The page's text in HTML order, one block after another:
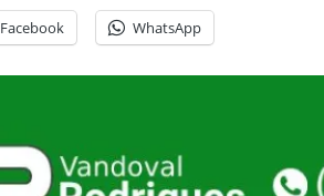
Facebook WhatsApp